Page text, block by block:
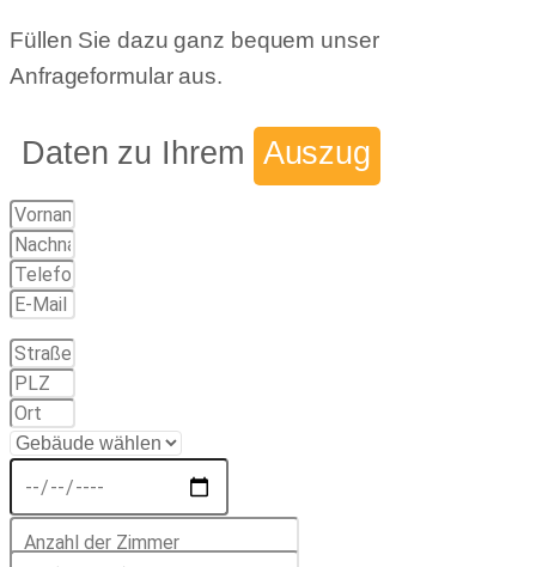
Füllen Sie dazu ganz bequem unser
Anfrageformular aus.
Daten zu Ihrem Auszug